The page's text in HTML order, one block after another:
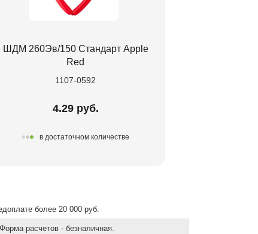
ШДМ 260Эв/150 Стандарт Apple
Red
1107-0592
4.29 руб.
в достаточном количестве
более 20 000 руб.
расчетов - безналичная.